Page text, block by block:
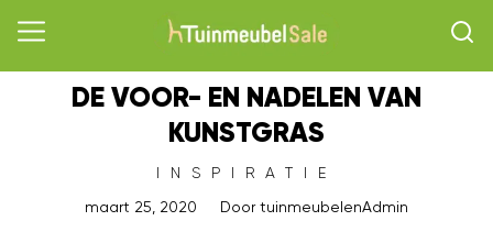
DE VOOR- EN NADELEN VAN
KUNSTGRAS
INSPIRATIE
maart 25, 2020
DoortuinmeubelenAdmin